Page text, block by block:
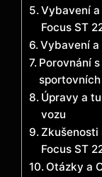
Vybavení a
Focus ST
Vybavení
Porovnání
Úpravy a
vozu
Zkušenosti
Focus ST
Otázky a